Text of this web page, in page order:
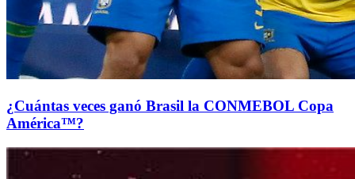
¿Cuántas veces ganó Brasil la CONMEBOL Copa
América™?